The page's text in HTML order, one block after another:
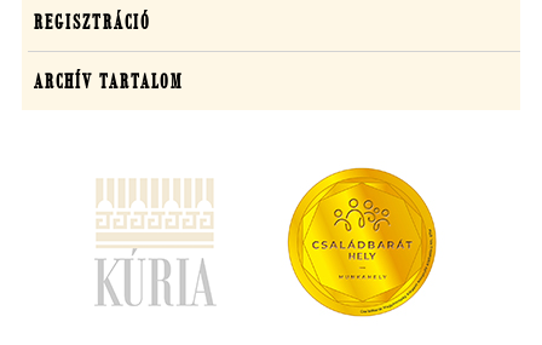
REGISZTRÁCIÓ
ARCHÍV TARTALOM